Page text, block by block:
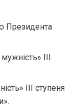
Президента
ІІІ
ІІІ ступеня